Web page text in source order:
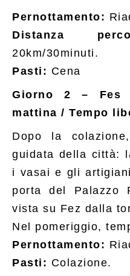
Pernottamento:
Distanza
20km/30minuti.
Pasti: Cena
Giorno 2 – Fes
mattina / Tempo
Dopo la
guidata della città:
i vasai e gli
porta del Palazzo
vista su Fez dalla
Nel pomeriggio,
Pernottamento:
Pasti: Colazione.